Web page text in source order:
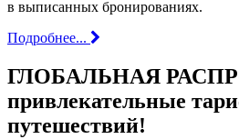
в выписанных бронированиях.
Подробнее...
ГЛОБАЛЬНАЯ
привлекательные
путешествий!